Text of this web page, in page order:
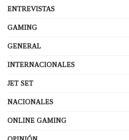
ENTREVISTAS
GAMING
GENERAL
INTERNACIONALES
JET SET
NACIONALES
ONLINE GAMING